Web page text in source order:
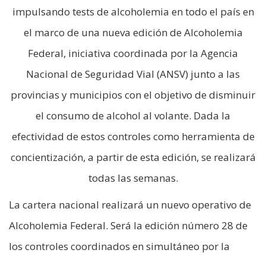
impulsando tests de alcoholemia en todo el país en
el marco de una nueva edición de Alcoholemia
Federal, iniciativa coordinada por la Agencia
Nacional de Seguridad Vial (ANSV) junto a las
provincias y municipios con el objetivo de disminuir
el consumo de alcohol al volante. Dada la
efectividad de estos controles como herramienta de
concientización, a partir de esta edición, se realizará
todas las semanas.
La cartera nacional realizará un nuevo operativo de
Alcoholemia Federal. Será la edición número 28 de
los controles coordinados en simultáneo por la